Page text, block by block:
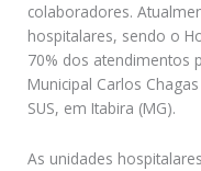
colaboradores.
hospitalares, sendo o
70% dos atendimentos
Municipal Carlos
SUS, em Itabira (MG).
As unidades